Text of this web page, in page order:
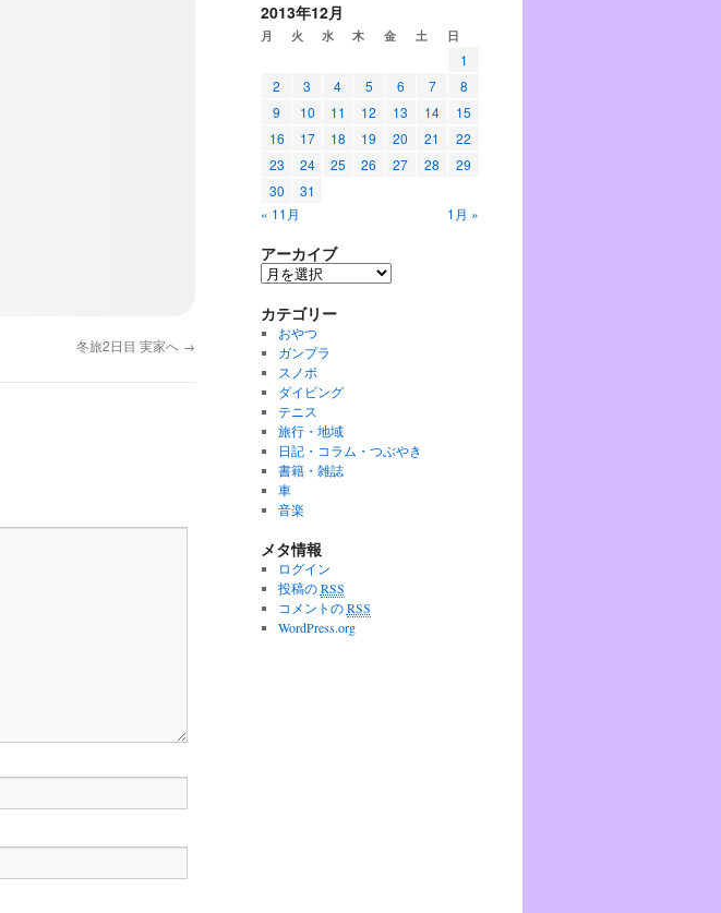
冬旅2日目 実家へ →
2013年12月
月 火 水 木 金 土 日
« 11月 1月 »
1
2
3 4 5 6 7
8
9
10 11 12 13 14
15
16
17 18 19 20 21
22
23
24 25 26 27 28
29
30
31
アーカイブ
ア
カ
イ
ブ
カテゴリー
おやつ
ガンプラ
スノボ
ダイビング
テニス
旅行・地域
日記・コラム・つぶやき
書籍・雑誌
車
音楽
メタ情報
ログイン
投稿のRSS
コメントのRSS
WordPress.org